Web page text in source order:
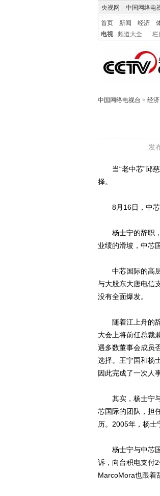
央视网 中国网络电
首页 新闻 经济
电视
频道大全 栏
中国网络电视台 > 经
发
当“老中芯”邱慈
择。
8月16日，中芯
杨士宁的辞职，
业绩的滑坡，中芯
中芯国际的高层
与大股东大唐电信
没有全面爆发。
随着江上舟的辞
大会上将前任总裁
遇多数董事会成员
选择。王宁国和杨
因此完成了一次人
其实，杨士宁与
芯国际的团队，担
历。2005年，杨
杨士宁与中芯国
诉，向台积电支付
MarcoMora也跟着